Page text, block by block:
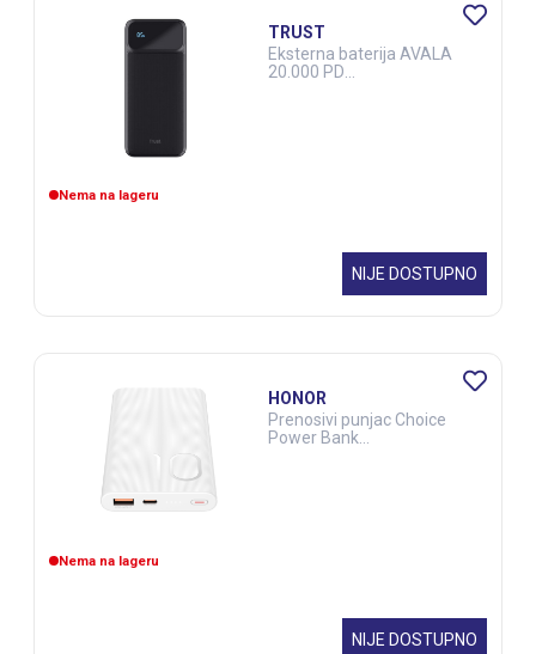
Nema na lageru
TRUST
Eksterna baterija AVALA
20.000 PD
NIJE DOSTUPNO
Nema na lageru
HONOR
Prenosivi punjac Choice
Power Bank
NIJE DOSTUPNO